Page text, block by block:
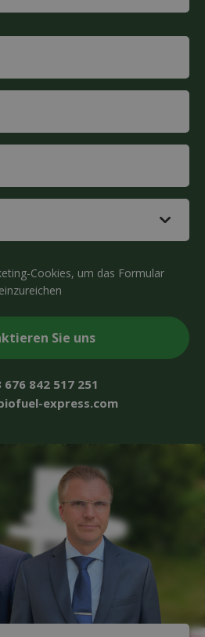
Cookies, um das Formular
einzureichen
676 842 517 251
express.com